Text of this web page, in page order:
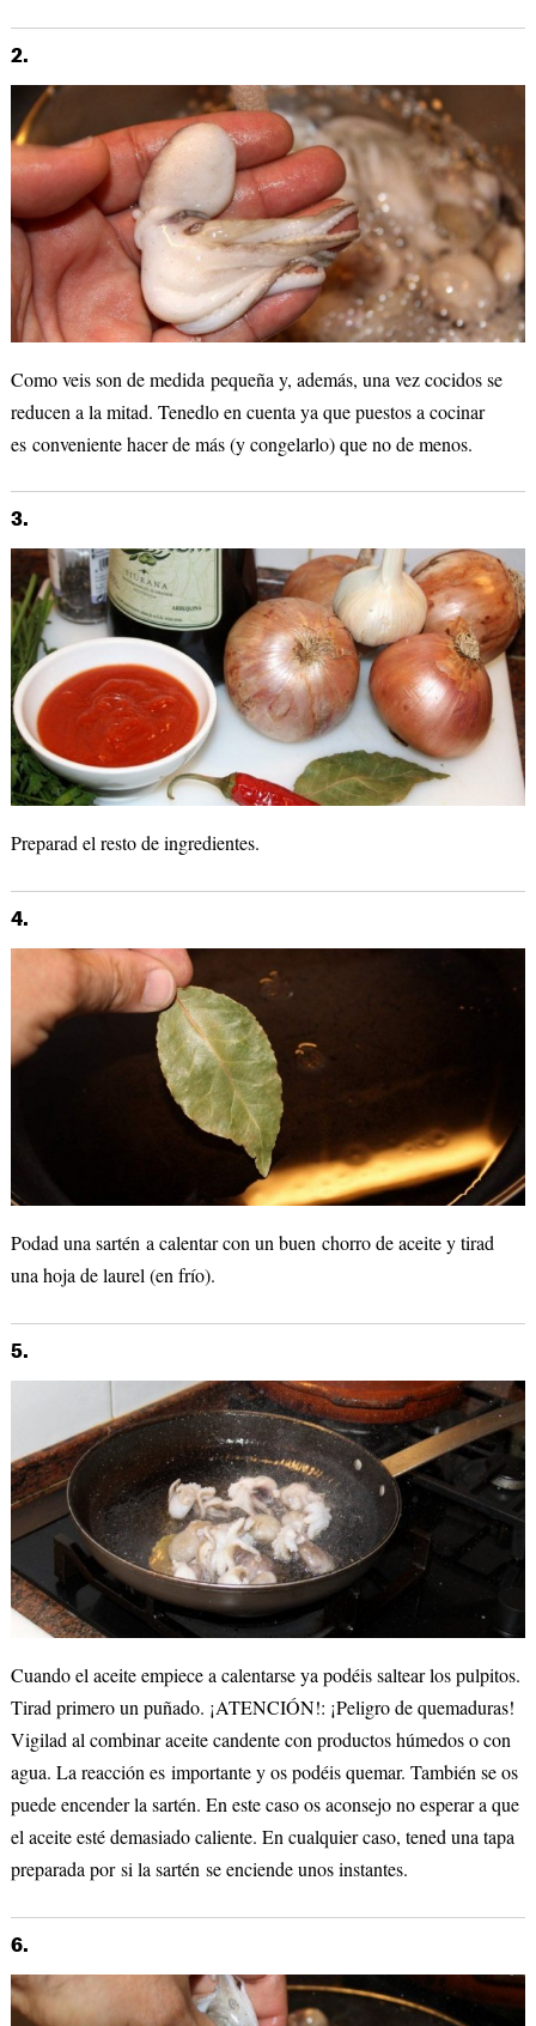
2.
Como veis son de medida pequeña y, además, una vez cocidos se
reducen a la mitad. Tenedlo en cuenta ya que puestos a cocinar
es conveniente hacer de más (y congelarlo) que no de menos.
3.
Preparad el resto de ingredientes.
4.
Podad una sartén a calentar con un buen chorro de aceite y tirad
una hoja de laurel (en frío).
5.
Cuando el aceite empiece a calentarse ya podéis saltear los pulpitos.
Tirad primero un puñado. ¡ATENCIÓN!: ¡Peligro de quemaduras!
Vigilad al combinar aceite candente con productos húmedos o con
agua. La reacción es importante y os podéis quemar. También se os
puede encender la sartén. En este caso os aconsejo no esperar a que
el aceite esté demasiado caliente. En cualquier caso, tened una tapa
preparada por si la sartén se enciende unos instantes.
6.